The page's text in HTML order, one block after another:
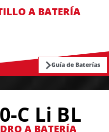
A BATERÍA
Guía de Baterías
C Li BL
A BATERÍA